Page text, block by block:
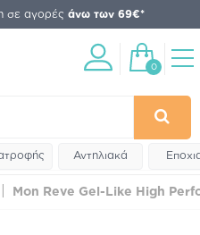
σε αγορές άνω των 69€*
0
Αντηλιακά
Mon Reve Gel-Like High